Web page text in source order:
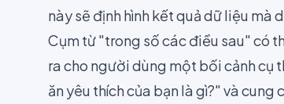
này sẽ định hình kết quả dữ liệu mà
Cụm từ "trong số các điều sau" có
ra cho người dùng một bối cảnh cụ
ăn yêu thích của bạn là gì?" và